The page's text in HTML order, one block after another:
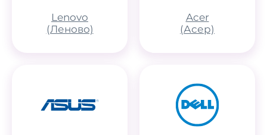
Lenovo
(Леново)
Acer
(Асер)